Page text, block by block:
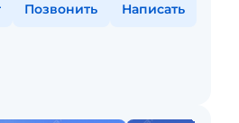
Позвонить Написать